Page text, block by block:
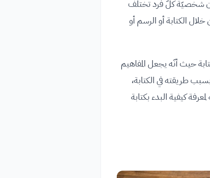
شخصيّة كلّ فرد تختلف
الكتابة أو الرسم أو
حيث أنّه يجعل المفاهيم
طريقته في الكتابة،
كيفية البدء بكتابة